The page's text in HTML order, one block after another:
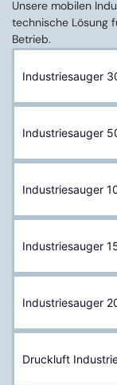
Unsere mobilen
technische Lösung
Betrieb.
Industriesauger
Industriesauger
Industriesauger
Industriesauger
Industriesauger
Druckluft